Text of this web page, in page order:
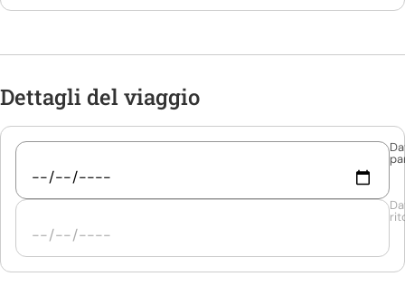
Dettagli del viaggio